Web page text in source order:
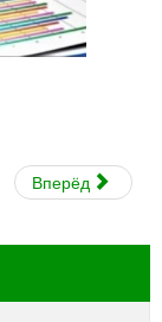
Вперёд